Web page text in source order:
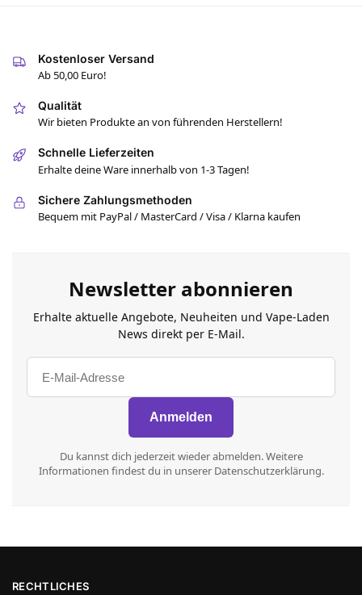
Kostenloser Versand
Ab 50,00 Euro!
Qualität
Wir bieten Produkte an von führenden Herstellern!
Schnelle Lieferzeiten
Erhalte deine Ware innerhalb von 1-3 Tagen!
Sichere Zahlungsmethoden
Bequem mit PayPal / MasterCard / Visa / Klarna kaufen
Newsletter abonnieren
Erhalte aktuelle Angebote, Neuheiten und Vape-Laden
News direkt per E-Mail.
Du kannst dich jederzeit wieder abmelden. Weitere
Informationen findest du in unserer Datenschutzerklärung.
RECHTLICHES